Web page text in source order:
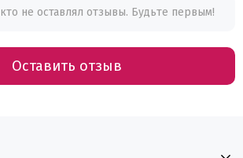
не оставлял отзывы. Будьте первым!
Оставить отзыв